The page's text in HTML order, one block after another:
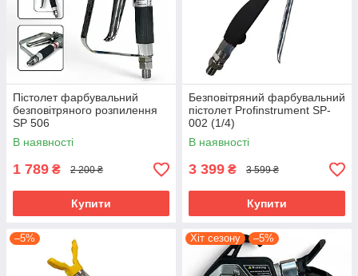
Пістолет фарбувальний
безповітряного розпилення
SP 506
В наявності
1 789 ₴ 2 200 ₴
Купити
Безповітряний фарбувальний
пістолет Profinstrument SP-
002 (1/4)
В наявності
3 399 ₴ 3 599 ₴
Купити
–5% Хіт сезону –5%